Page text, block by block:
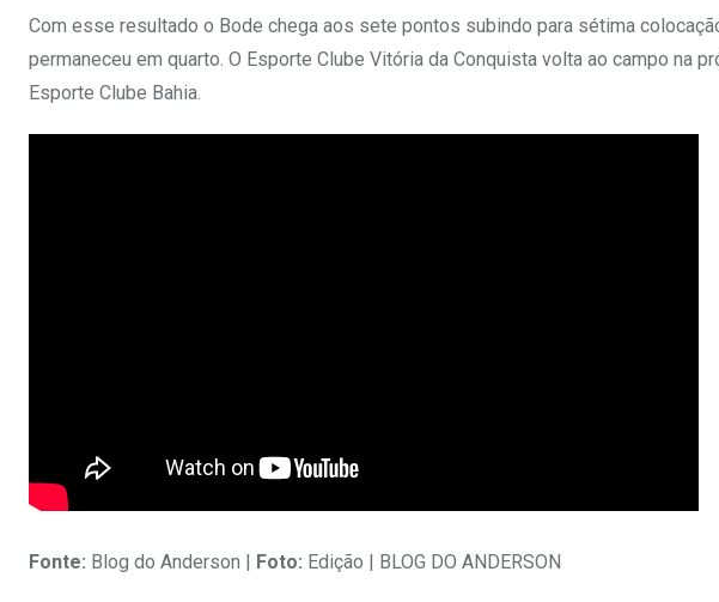
Com esse resultado o Bode chega aos sete pontos subindo para sétima
permaneceu em quarto. O Esporte Clube Vitória da Conquista volta ao campo na
Esporte Clube Bahia.
Fonte: Blog do Anderson | Foto: Edição | BLOG DO ANDERSON